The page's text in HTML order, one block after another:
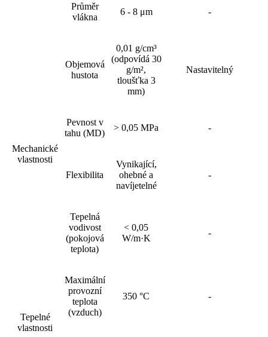
Průměr
vlákna
6 - 8 μm -
Objemová
hustota
0,01 g/cm³
(odpovídá 30
g/m²,
tloušťka 3
mm)
Nastavitelný
Mechanické
vlastnosti
Pevnost v
tahu (MD)
> 0,05 MPa -
Flexibilita
Vynikající,
ohebné a
navíjetelné
-
Tepelné
vlastnosti
Tepelná
vodivost
(pokojová
teplota)
< 0,05
W/m·K
-
Maximální
provozní
teplota
(vzduch)
350 °C -